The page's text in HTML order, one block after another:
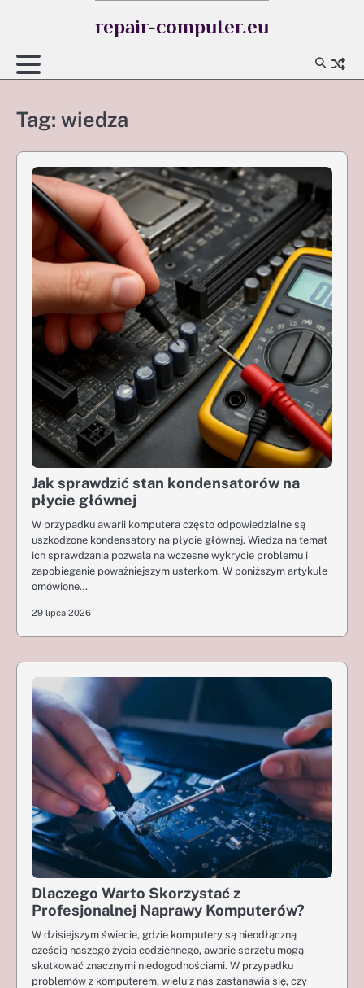
repair-computer.eu
Tag: wiedza
Jak sprawdzić stan kondensatorów na
płycie głównej
W przypadku awarii komputera często odpowiedzialne są
uszkodzone kondensatory na płycie głównej. Wiedza na temat
ich sprawdzania pozwala na wczesne wykrycie problemu i
zapobieganie poważniejszym usterkom. W poniższym artykule
omówione…
29 lipca 2026
Dlaczego Warto Skorzystać z
Profesjonalnej Naprawy Komputerów?
W dzisiejszym świecie, gdzie komputery są nieodłączną
częścią naszego życia codziennego, awarie sprzętu mogą
skutkować znacznymi niedogodnościami. W przypadku
problemów z komputerem, wielu z nas zastanawia się, czy